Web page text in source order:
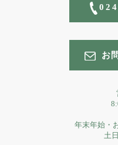
お
年末年始・
土